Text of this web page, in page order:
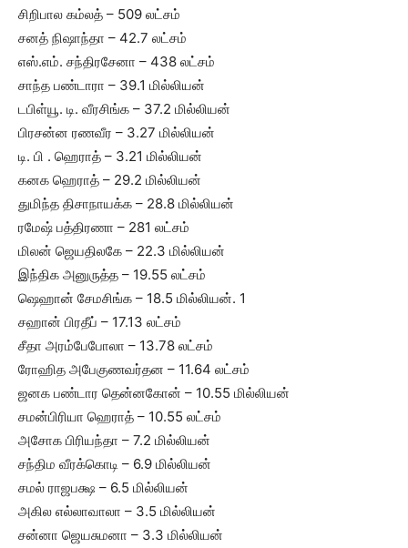
சிறிபால கம்லத் – 509 லட்சம்
சனத் நிஷாந்தா – 42.7 லட்சம்
எஸ்.எம். சந்திரசேனா – 438 லட்சம்
சாந்த பண்டாரா – 39.1 மில்லியன்
டபிள்யூ. டி. வீரசிங்க – 37.2 மில்லியன்
பிரசன்ன ரணவீர – 3.27 மில்லியன்
டி. பி . ஹெராத் – 3.21 மில்லியன்
கனக ஹெராத் – 29.2 மில்லியன்
துமிந்த திசாநாயக்க – 28.8 மில்லியன்
ரமேஷ் பத்திரணா – 281 லட்சம்
மிலன் ஜெயதிலகே – 22.3 மில்லியன்
இந்திக அனுருத்த – 19.55 லட்சம்
ஷெஹான் சேமசிங்க – 18.5 மில்லியன். 1
சஹான் பிரதீப் – 17.13 லட்சம்
சீதா அரம்பேபோலா – 13.78 லட்சம்
ரோஹித அபேகுணவர்தன – 11.64 லட்சம்
ஜனக பண்டார தென்னகோன் – 10.55 மில்லியன்
சமன்பிரியா ஹெராத் – 10.55 லட்சம்
அசோக பிரியந்தா – 7.2 மில்லியன்
சந்திம வீரக்கொடி – 6.9 மில்லியன்
சமல் ராஜபக்ஷ – 6.5 மில்லியன்
அகில எல்லாவாலா – 3.5 மில்லியன்
சன்னா ஜெயசுமனா – 3.3 மில்லியன்